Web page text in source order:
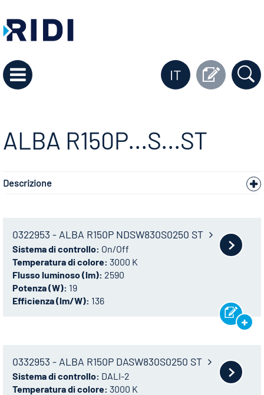
IT
ALBA R150P...S...ST
Descrizione
0322953 - ALBA R150P NDSW830S0250 ST
Sistema di controllo: On/Off
Temperatura di colore: 3000 K
Flusso luminoso (lm): 2590
Potenza (W): 19
Efficienza (lm/W): 136
0332953 - ALBA R150P DASW830S0250 ST
Sistema di controllo: DALI-2
Temperatura di colore: 3000 K